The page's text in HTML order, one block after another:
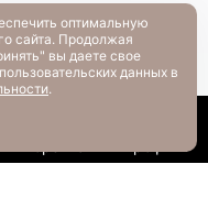
оптимальную
сайта. Продолжая
вы даете свое
данных в
.